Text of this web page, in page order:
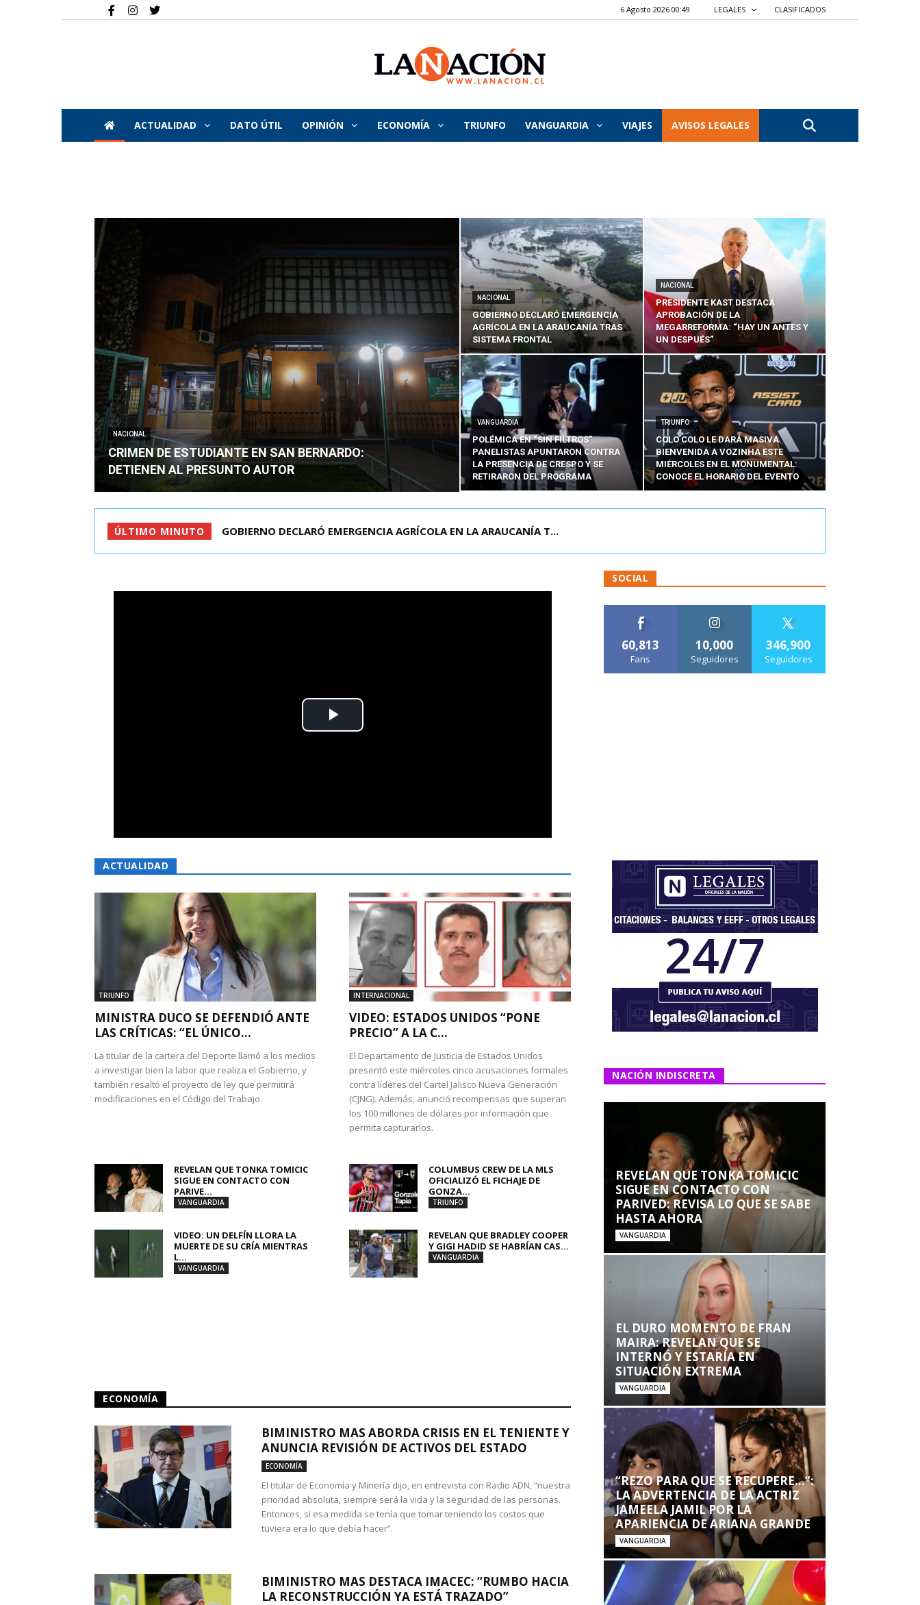
6 Agosto 2026 00:49 LEGALES CLASIFICADOS
La
Nación
ACTUALIDAD DATO ÚTIL OPINIÓN ECONOMÍA TRIUNFO VANGUARDIA VIAJES AVISOS LEGALES
NACIONAL
CRIMEN DE ESTUDIANTE EN SAN BERNARDO:
DETIENEN AL PRESUNTO AUTOR
NACIONAL
GOBIERNO DECLARÓ EMERGENCIA
AGRÍCOLA EN LA ARAUCANÍA TRAS
SISTEMA FRONTAL
NACIONAL
PRESIDENTE KAST DESTACA
APROBACIÓN DE LA
MEGARREFORMA: “HAY UN ANTES Y
UN DESPUÉS”
VANGUARDIA
POLÉMICA EN “SIN FILTROS”:
PANELISTAS APUNTARON CONTRA
LA PRESENCIA DE CRESPO Y SE
RETIRARON DEL PROGRAMA
TRIUNFO
COLO COLO LE DARÁ MASIVA
BIENVENIDA A VOZINHA ESTE
MIÉRCOLES EN EL MONUMENTAL:
CONOCE EL HORARIO DEL EVENTO
ÚLTIMO MINUTO GOBIERNO DECLARÓ EMERGENCIA AGRÍCOLA EN LA ARAUCANÍA T...
PRESIDENTE KAST DESTACA APROBACIÓN DE LA MEGARREFORMA:...
ACTUALIDAD
TRIUNFO
MINISTRA DUCO SE DEFENDIÓ ANTE
LAS CRÍTICAS: “EL ÚNICO...
La titular de la cartera del Deporte llamó a los medios
a investigar bien la labor que realiza el Gobierno, y
también resaltó el proyecto de ley que permitirá
modificaciones en el Código del Trabajo.
INTERNACIONAL
VIDEO: ESTADOS UNIDOS “PONE
PRECIO” A LA C...
El Departamento de Justicia de Estados Unidos
presentó este miércoles cinco acusaciones formales
contra líderes del Cartel Jalisco Nueva Generación
(CJNG). Además, anunció recompensas que superan
los 100 millones de dólares por información que
permita capturarlos.
REVELAN QUE TONKA TOMICIC
SIGUE EN CONTACTO CON
PARIVE...
VANGUARDIA
COLUMBUS CREW DE LA MLS
OFICIALIZÓ EL FICHAJE DE
GONZA...
TRIUNFO
VIDEO: UN DELFÍN LLORA LA
MUERTE DE SU CRÍA MIENTRAS
L...
VANGUARDIA
REVELAN QUE BRADLEY COOPER
Y GIGI HADID SE HABRÍAN CAS...
VANGUARDIA
ECONOMÍA
BIMINISTRO MAS ABORDA CRISIS EN EL TENIENTE Y
ANUNCIA REVISIÓN DE ACTIVOS DEL ESTADO
ECONOMÍA
El titular de Economía y Minería dijo, en entrevista con Radio ADN, “nuestra
prioridad absoluta, siempre será la vida y la seguridad de las personas.
Entonces, si esa medida se tenía que tomar teniendo los costos que
tuviera era lo que debía hacer”.
BIMINISTRO MAS DESTACA IMACEC: “RUMBO HACIA
LA RECONSTRUCCIÓN YA ESTÁ TRAZADO”
SOCIAL
60,813
Fans
10,000
Seguidores
346,900
Seguidores
NACIÓN INDISCRETA
REVELAN QUE TONKA TOMICIC
SIGUE EN CONTACTO CON
PARIVED: REVISA LO QUE SE SABE
HASTA AHORA
VANGUARDIA
EL DURO MOMENTO DE FRAN
MAIRA: REVELAN QUE SE
INTERNÓ Y ESTARÍA EN
SITUACIÓN EXTREMA
VANGUARDIA
“REZO PARA QUE SE RECUPERE…”:
LA ADVERTENCIA DE LA ACTRIZ
JAMEELA JAMIL POR LA
APARIENCIA DE ARIANA GRANDE
VANGUARDIA